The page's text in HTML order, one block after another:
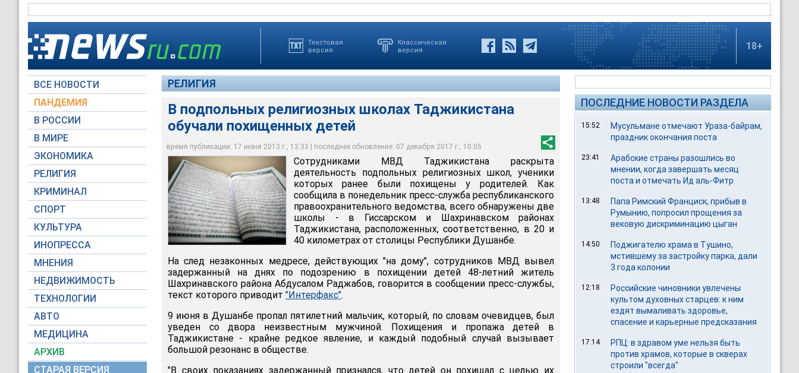
Текстовая
версия
Классическая
версия
18+
ВСЕ НОВОСТИ
ПАНДЕМИЯ
В РОССИИ
В МИРЕ
ЭКОНОМИКА
РЕЛИГИЯ
КРИМИНАЛ
СПОРТ
КУЛЬТУРА
ИНОПРЕССА
МНЕНИЯ
НЕДВИЖИМОСТЬ
ТЕХНОЛОГИИ
АВТО
МЕДИЦИНА
АРХИВ
СТАРАЯ ВЕРСИЯ
РЕЛИГИЯ
В подпольных религиозных школах Таджикистана
обучали похищенных детей
время публикации: 17 июня 2013 г., 13:33 | последнее обновление: 07 декабря 2017 г., 10:05
Эксперты отмечают, что в республике роль ислама с каждым годом растет, и все
большее количество населения становится приверженцами более радикальный
течений мусульманства
Global Look Press
Сотрудниками МВД Таджикистана раскрыта
деятельность подпольных религиозных школ, ученики
которых ранее были похищены у родителей. Как
сообщила в понедельник пресс-служба республиканского
правоохранительного ведомства, всего обнаружены две
школы - в Гиссарском и Шахринавском районах
Таджикистана, расположенных, соответственно, в 20 и
40 километрах от столицы Республики Душанбе.
На след незаконных медресе, действующих "на дому", сотрудников МВД вывел
задержанный на днях по подозрению в похищении детей 48-летний житель
Шахринавского района Абдусалом Раджабов, говорится в сообщении пресс-службы,
текст которого приводит "Интерфакс".
9 июня в Душанбе пропал пятилетний мальчик, который, по словам очевидцев, был
уведен со двора неизвестным мужчиной. Похищения и пропажа детей в
Таджикистане - крайне редкое явление, и каждый подобный случай вызывает
большой резонанс в обществе.
"В своих показаниях задержанный признался, что детей он похищал с целью их
ПОСЛЕДНИЕ НОВОСТИ РАЗДЕЛА
15:52
Мусульмане отмечают Ураза-байрам,
праздник окончания поста
23:41
Арабские страны разошлись во
мнении, когда завершать месяц
поста и отмечать Ид аль-Фитр
13:48
Папа Римский Франциск, прибыв в
Румынию, попросил прощения за
вековую дискриминацию цыган
14:50
Поджигателю храма в Тушино,
мстившему за застройку парка, дали
3 года колонии
12:18
Российские чиновники увлечены
культом духовных старцев: к ним
ездят вымаливать здоровье,
спасение и карьерные предсказания
17:14
РПЦ: в здравом уме нельзя быть
против храмов, которые в скверах
строили "всегда"